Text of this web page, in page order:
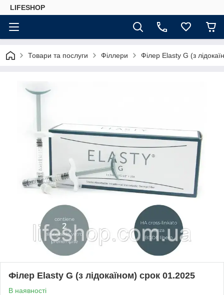
LIFESHOP
Товари та послуги Філлери Філер Elasty G (з
Філер Elasty G (з лідокаїном) срок 01.2025
В наявності